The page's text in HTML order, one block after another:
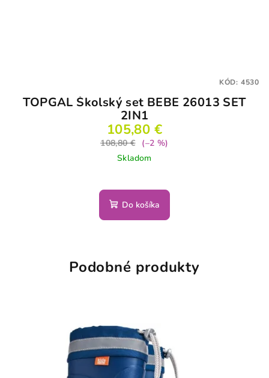
TOPGAL Školský set BEBE 26013 SET
2IN1
105,80 €
108,80 €
(–2 %)
Skladom
Do košíka
KÓD: 4530
Podobné produkty